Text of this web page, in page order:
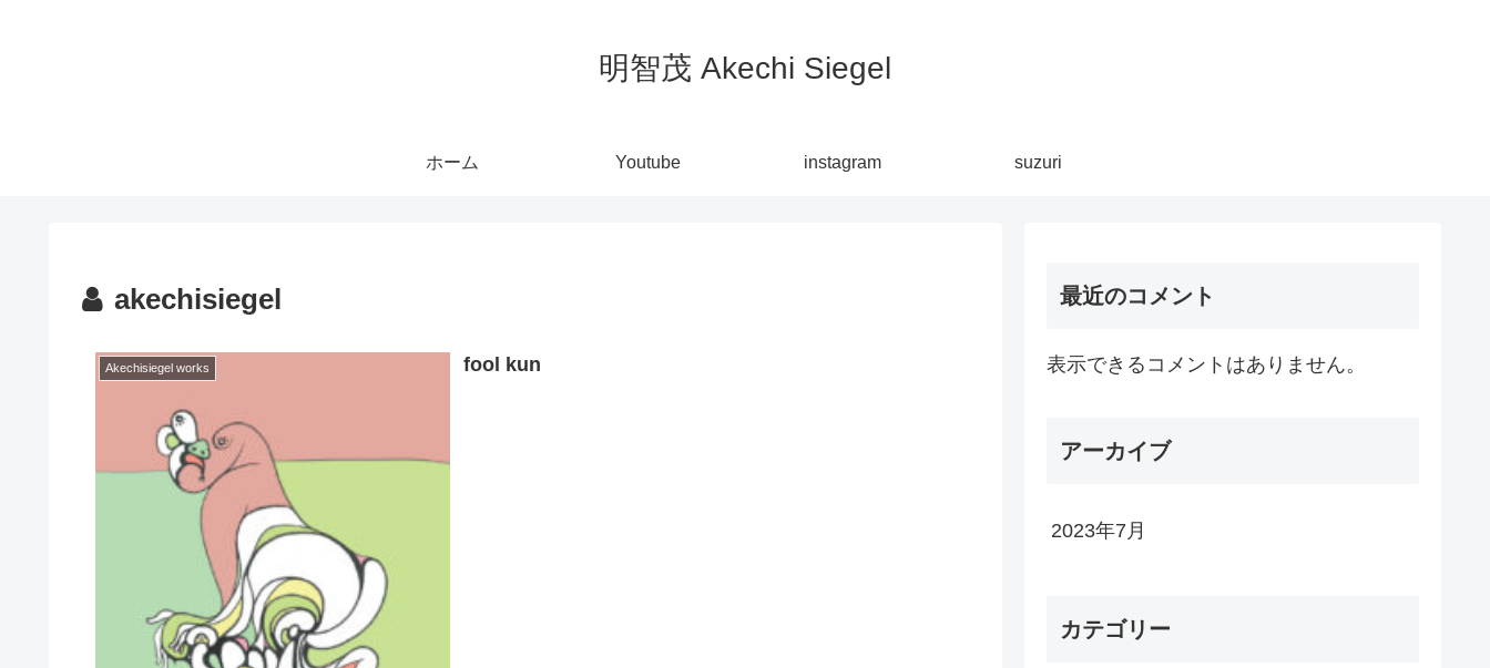
明智茂 Akechi Siegel
ホーム Youtube instagram suzuri
akechisiegel
Akechisiegel works fool kun
最近のコメント
表示できるコメントはありません。
アーカイブ
2023年7月
カテゴリー